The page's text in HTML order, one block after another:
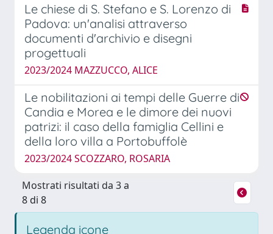
Le chiese di S. Stefano e S. Lorenzo di
Padova: un'analisi attraverso
documenti d'archivio e disegni
progettuali
2023/2024 MAZZUCCO, ALICE
Le nobilitazioni ai tempi delle Guerre di
Candia e Morea e le dimore dei nuovi
patrizi: il caso della famiglia Cellini e
della loro villa a Portobuffolè
2023/2024 SCOZZARO, ROSARIA
Mostrati risultati da 3 a
8 di 8
Legenda icone